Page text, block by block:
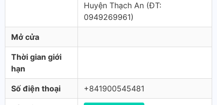
Huyện Thạch An (ÐT:
0949269961)
Mở cửa
Thời gian giới
hạn
Số điện thoại +841900545481